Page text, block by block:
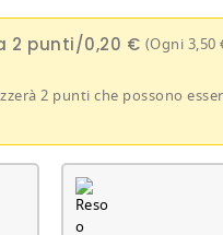
2 punti/0,20 € (Ogni 3,50
2 punti che possono